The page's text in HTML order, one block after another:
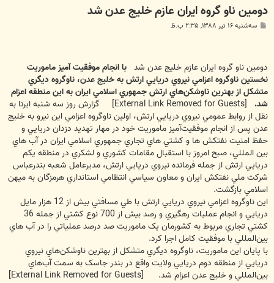
دومين ناو گروه ايران عازم خليج عدن شد
سه‌شنبه ۱۶ تیر ۱۳۸۸, ۲:۳۵ ب.ظ
دومين ناو گروه ايران عازم خليج عدن شد با انجام موفقيت آميز ماموريت
نخستين ناوگروه اعزامي نيروي دريايي ارتش به خليج عدن، ناوگروه ديگري
متشکل از بهترين ناوشکن‌هاي ارتش جمهوري اسلامي ايران به اين منطقه اعزام
شد.
[External Link Removed for Guests]
گزارش روز سه شنبه ايرنا به
نقل از روابط عمومي نيروي دريايي ارتش، اولين ناوگروه اعزامي اين نيرو به خليج
عدن پس از انجام موفقيت‌آميز ماموريت خود در مهار تهديد دزدان دريايي و
حفظ امنيت نفتکش‌ ها و کشتي ‌هاي تجاري جمهوري اسلامي ايران در آب‌‌ هاي
بين‌ المللي، صبح امروز با استقبال مقامات کشوري و لشکري در منطقه يکم
دريايي ارتش از جمله فرمانده نيروي دريايي ارتش، مديرعامل شعبه بندرعباس
شرکت ملي نفتکش ايران و معاون سياسي انتظامي استانداري هرمزگان به ميهن
اسلامي بازگشت.
اين ناوگروه اعزامي نيروي دريايي ارتش با طي مسافتي بيش از 12 هزار مايل
دريايي و انجام عمليات رهگيري و رصد بيش از 700 نوع کشتي از جمله 36
کشتي تجاري مربوط به کشورمان يک ماموريت صد درصد عملياتي را در آب‌ هاي
بين‌المللي با موفقيت کامل اجرا کرد.
با پايان اين ماموريت، ناوگروه ديگري متشکل از بهترين ناوشکن‌هاي نيروي
دريايي از منطقه دوم دريايي ولايت واقع در بندر جاسک به سمت آب‌هاي
بين‌المللي و خليج عدن اعزام شد. [External Link Removed for Guests]